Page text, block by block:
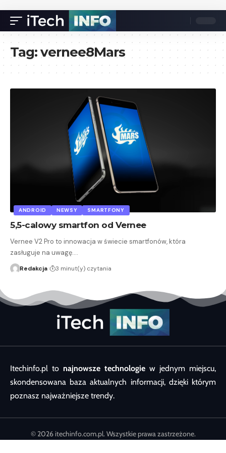
Tag:vernee8Mars
ANDROID NEWSY SMARTFONY
5,5-calowy smartfon od Vernee
Vernee V2 Pro to innowacja w świecie smartfonów, która
zasługuje na uwagę.…
Redakcja 3 minut(y) czytania
Itechinfo.pl to najnowsze technologie w jednym miejscu,
skondensowana baza aktualnych informacji, dzięki którym
poznasz najważniejsze trendy.
© 2026 itechinfo.com.pl. Wszystkie prawa zastrzeżone.